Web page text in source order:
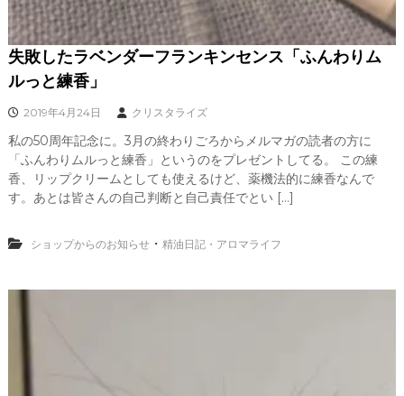
失敗したラベンダーフランキンセンス「ふんわりム
ルっと練香」
2019年4月24日 クリスタライズ
私の50周年記念に。3月の終わりごろからメルマガの読者の方に
「ふんわりムルっと練香」というのをプレゼントしてる。 この練
香、リップクリームとしても使えるけど、薬機法的に練香なんで
す。あとは皆さんの自己判断と自己責任でとい […]
ショップからのお知らせ・ 精油日記・アロマライフ